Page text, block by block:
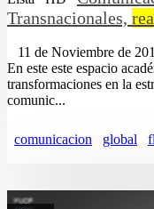
Transnacionales,
11 de Noviembre de
En este este espacio
transformaciones en la
comunic...
comunicacion global